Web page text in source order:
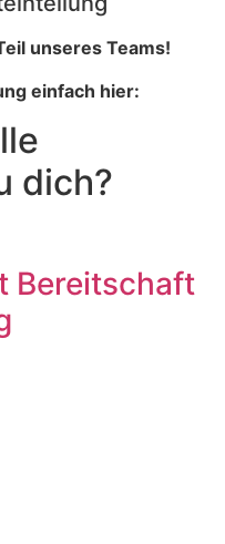
unseres Teams!
einfach hier:
dich?
Bereitschaft